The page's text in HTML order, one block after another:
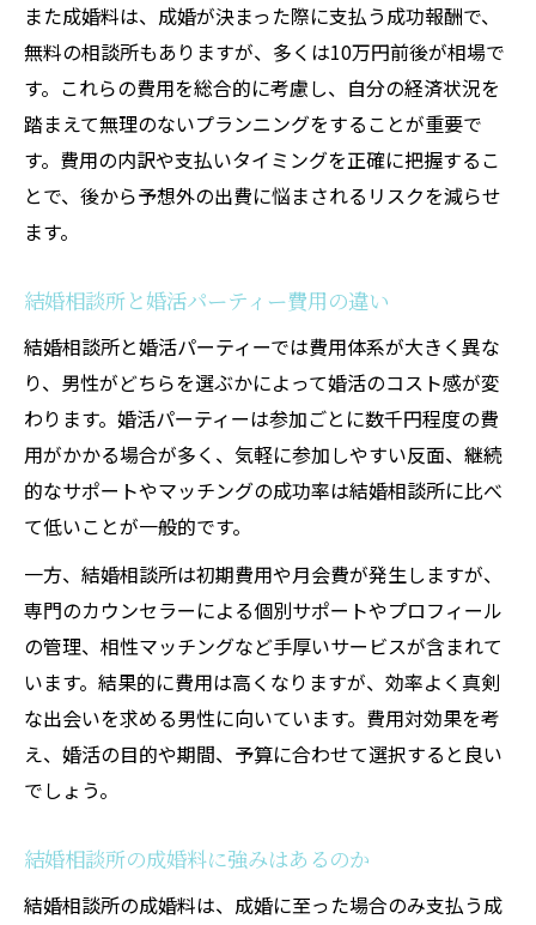
また成婚料は、成婚が決まった際に支払う成功報酬で、
無料の相談所もありますが、多くは10万円前後が相場で
す。これらの費用を総合的に考慮し、自分の経済状況を
踏まえて無理のないプランニングをすることが重要で
す。費用の内訳や支払いタイミングを正確に把握するこ
とで、後から予想外の出費に悩まされるリスクを減らせ
ます。
結婚相談所と婚活パーティー費用の違い
結婚相談所と婚活パーティーでは費用体系が大きく異な
り、男性がどちらを選ぶかによって婚活のコスト感が変
わります。婚活パーティーは参加ごとに数千円程度の費
用がかかる場合が多く、気軽に参加しやすい反面、継続
的なサポートやマッチングの成功率は結婚相談所に比べ
て低いことが一般的です。
一方、結婚相談所は初期費用や月会費が発生しますが、
専門のカウンセラーによる個別サポートやプロフィール
の管理、相性マッチングなど手厚いサービスが含まれて
います。結果的に費用は高くなりますが、効率よく真剣
な出会いを求める男性に向いています。費用対効果を考
え、婚活の目的や期間、予算に合わせて選択すると良い
でしょう。
結婚相談所の成婚料に強みはあるのか
結婚相談所の成婚料は、成婚に至った場合のみ支払う成